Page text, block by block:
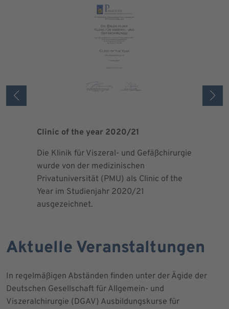
Clinic of the year 2020/21
Die Klinik für Viszeral- und Gefäßchirurgie
wurde von der medizinischen
Privatuniversität (PMU) als Clinic of the
Year im Studienjahr 2020/21
ausgezeichnet.
Aktuelle Veranstaltungen
In regelmäßigen Abständen finden unter der Ägide der
Deutschen Gesellschaft für Allgemein- und
Viszeralchirurgie (DGAV) Ausbildungskurse für